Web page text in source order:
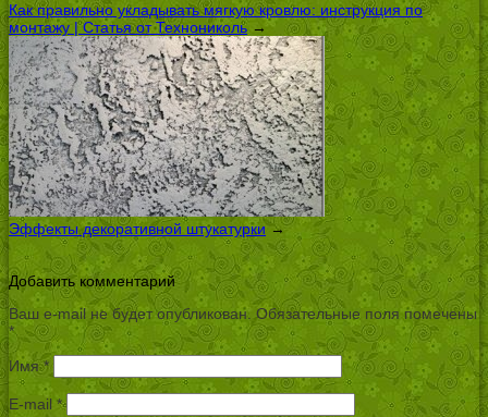
Как правильно укладывать мягкую кровлю: инструкция по
монтажу | Статья от Технониколь →
Эффекты декоративной штукатурки→
Добавить комментарий
Ваш e-mail не будет опубликован. Обязательные поля помечены
*
Имя*
E-mail *